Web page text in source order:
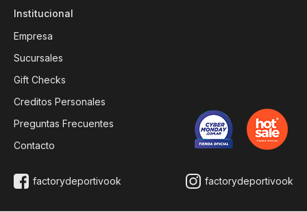
Institucional
Empresa
Sucursales
Gift Checks
Creditos Personales
Preguntas Frecuentes
Contacto
factorydeportivook factorydeportivook